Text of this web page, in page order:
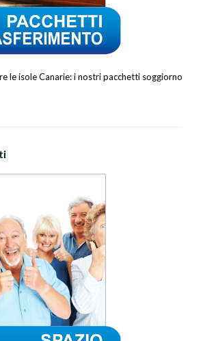
le isole Canarie: i nostri pacchetti soggiorno